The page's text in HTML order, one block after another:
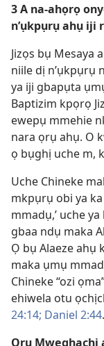
3 A na-ahọrọ
n’ụkpụrụ ahụ iji
Jizọs bụ Mesaya
niile dị n’ụkpụrụ
ya iji gbapụta
Baptizim kpọrọ
ewepụ mmehie
nara ọrụ ahụ. O
ọ bụghị uche m,
Uche Chineke
mkpụrụ obi ya
mmadụ,’ uche
gbaa ndụ maka
Ọ bụ Alaeze ahụ
maka ụmụ
Chineke “ozi
ehiwela otu
24:14; Daniel 2:44.
Ọrụ Mweghachi